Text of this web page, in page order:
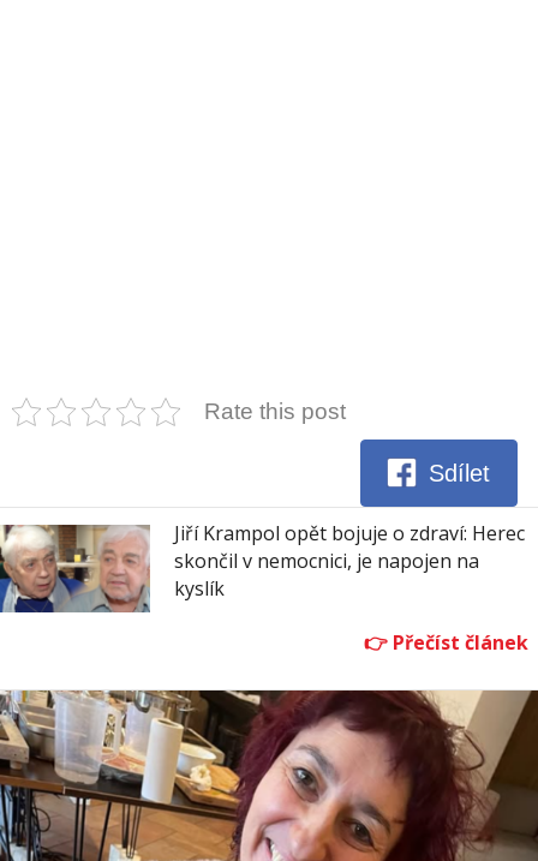
Rate this post
Sdílet
Jiří Krampol opět bojuje o zdraví: Herec
skončil v nemocnici, je napojen na
kyslík